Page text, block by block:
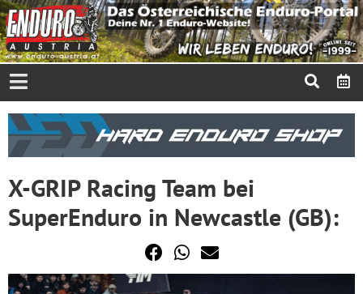
X-GRIP Racing Team bei
SuperEnduro in Newcastle (GB):